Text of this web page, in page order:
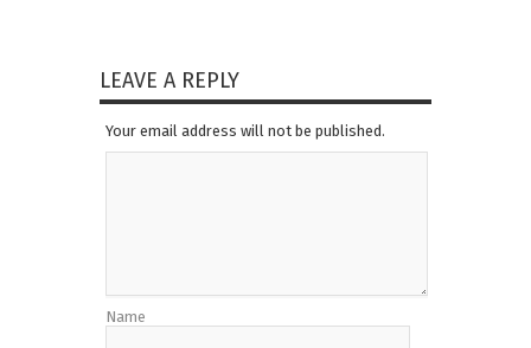
LEAVE A REPLY
Your email address will not be published.
Name